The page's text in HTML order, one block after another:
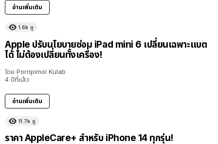
อ่านเพิ่มเติม
1.6k ดู
Apple ปรับนโยบายซ่อม iPad mini 6 เปลี่ยนเฉพาะแบต
ได้ ไม่ต้องเปลี่ยนทั้งเครื่อง!
โดย Pornpimol Kulab
4 ปีที่แล้ว
อ่านเพิ่มเติม
11.7k ดู
ราคา AppleCare+ สำหรับ iPhone 14 ทุกรุ่น!